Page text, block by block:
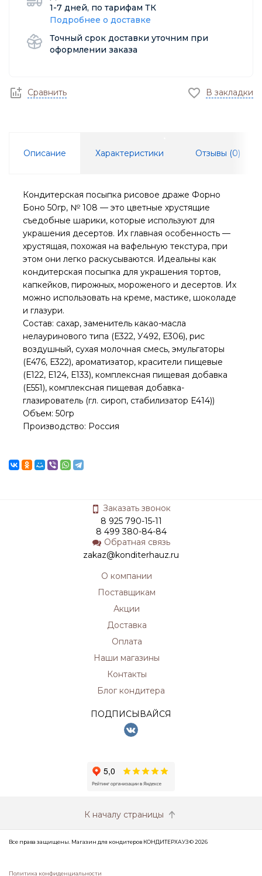
1-7 дней, по тарифам ТК
Подробнее о доставке
Точный срок доставки уточним при
оформлении заказа
Сравнить В закладки
Описание Характеристики Отзывы (0)
Кондитерская посыпка рисовое драже Форно
Боно 50гр, № 108 — это цветные хрустящие
съедобные шарики, которые используют для
украшения десертов. Их главная особенность —
хрустящая, похожая на вафельную текстура, при
этом они легко раскусываются. Идеальны как
кондитерская посыпка для украшения тортов,
капкейков, пирожных, мороженого и десертов. Их
можно использовать на креме, мастике, шоколаде
и глазури.
Состав: сахар, заменитель какао-масла
нелауринового типа (Е322, У492, Е306), рис
воздушный, сухая молочная смесь, эмульгаторы
(Е476, Е322), ароматизатор, красители пищевые
(Е122, Е124, Е133), комплексная пищевая добавка
(Е551), комплексная пищевая добавка-
глазирователь (гл. сироп, стабилизатор Е414))
Объем: 50гр
Производство: Россия
Заказать звонок
8 925 790-15-11
8 499 380-84-84
Обратная связь
zakaz@konditerhauz.ru
О компании
Поставщикам
Акции
Доставка
Оплата
Наши магазины
Контакты
Блог кондитера
ПОДПИСЫВАЙСЯ
К началу страницы
Все права защищены. Магазин для кондитеров КОНДИТЕРХАУЗ © 2026
Политика конфиденциальности